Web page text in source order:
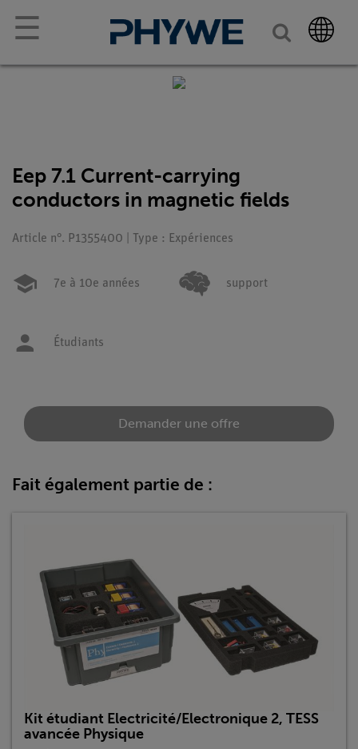
☰
Eep 7.1 Current-carrying
conductors in magnetic fields
Article n°. P1355400 | Type : Expériences
7e à 10e années support
Étudiants
Demander une offre
Fait également partie de :
Kit étudiant Electricité/Electronique 2, TESS
avancée Physique